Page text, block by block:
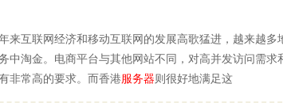
来互联网经济和移动互联网的发展高歌猛进，越来越多
中淘金。电商平台与其他网站不同，对高并发访问需求
非常高的要求。而香港服务器则很好地满足这